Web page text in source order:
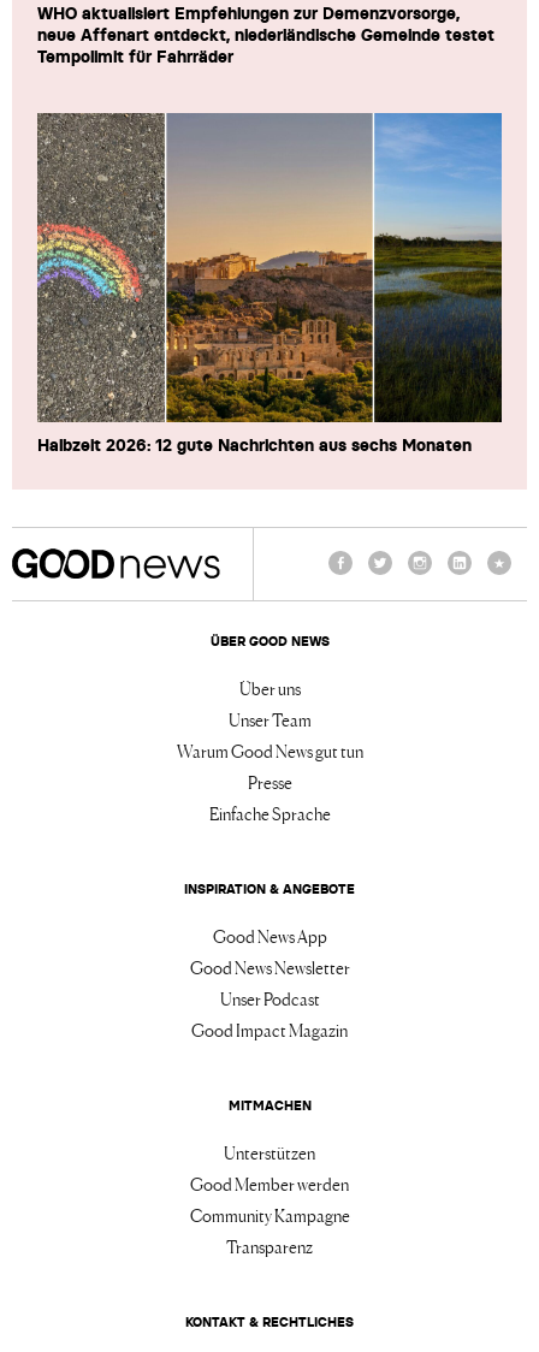
WHO aktualisiert Empfehlungen zur Demenzvorsorge,
neue Affenart entdeckt, niederländische Gemeinde testet
Tempolimit für Fahrräder
Halbzeit 2026: 12 gute Nachrichten aus sechs Monaten
ÜBER GOOD NEWS
Über uns
Unser Team
Warum Good News gut tun
Presse
Einfache Sprache
INSPIRATION & ANGEBOTE
Good News App
Good News Newsletter
Unser Podcast
Good Impact Magazin
MITMACHEN
Unterstützen
Good Member werden
Community Kampagne
Transparenz
KONTAKT & RECHTLICHES